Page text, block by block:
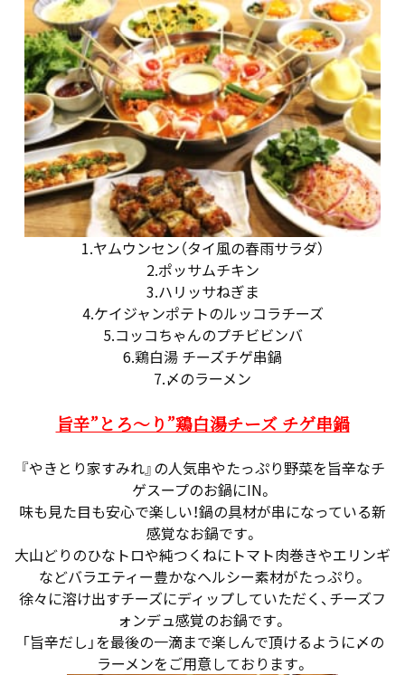
1.ヤムウンセン（タイ風の春雨サラダ）
2.ポッサムチキン
3.ハリッサねぎま
4.ケイジャンポテトのルッコラチーズ
5.コッコちゃんのプチビビンバ
6.鶏白湯 チーズチゲ串鍋
7.〆のラーメン
旨辛”とろ～り”鶏白湯チーズ チゲ串鍋
『やきとり家すみれ』の人気串やたっぷり野菜を旨辛なチ
ゲスープのお鍋にIN。
味も見た目も安心で楽しい！鍋の具材が串になっている新
感覚なお鍋です。
大山どりのひなトロや純つくねにトマト肉巻きやエリンギ
などバラエティー豊かなヘルシー素材がたっぷり。
徐々に溶け出すチーズにディップしていただく、チーズフ
ォンデュ感覚のお鍋です。
「旨辛だし」を最後の一滴まで楽しんで頂けるように〆の
ラーメンをご用意しております。